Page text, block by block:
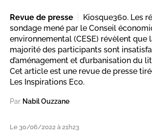
Revue de presse
Kiosque360. Les
sondage mené par le Conseil
environnemental (CESE) révèlent que
majorité des participants sont
d’aménagement et d’urbanisation du
Cet article est une revue de presse
Les Inspirations Eco.
Par Nabil Ouzzane
Le 30/06/2022 à 21h23